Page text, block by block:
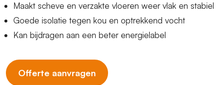
Maakt scheve en verzakte vloeren weer vlak en stabiel
Goede isolatie tegen kou en optrekkend vocht
Kan bijdragen aan een beter energielabel
Offerte aanvragen